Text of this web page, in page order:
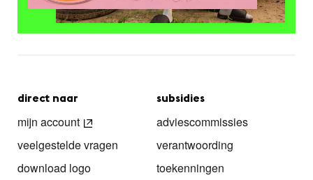
direct naar
mijn account
veelgestelde vragen
download logo
subsidies
adviescommissies
verantwoording
toekenningen